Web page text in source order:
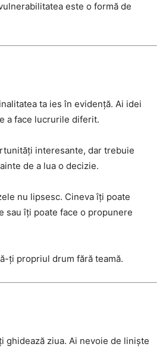
este o formă de
ta ies în evidență. Ai idei
a face lucrurile diferit.
interesante, dar trebuie
de a lua o decizie.
nu lipsesc. Cineva îți poate
sau îți poate face o propunere
ți propriul drum fără teamă.
ghidează ziua. Ai nevoie de liniște